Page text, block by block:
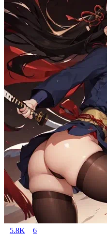
5.8K 6